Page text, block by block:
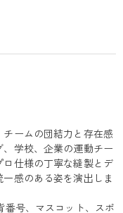
ームの団結力と存在感
学校、企業の運動チー
仕様の丁寧な縫製とデ
感のある姿を演出しま
番号、マスコット、スポ